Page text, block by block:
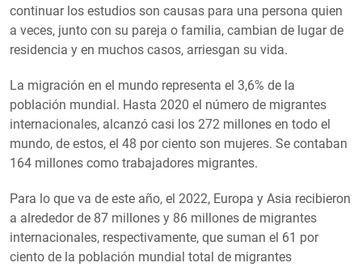
continuar los estudios son causas para una persona quien
a veces, junto con su pareja o familia, cambian de lugar de
residencia y en muchos casos, arriesgan su vida.
La migración en el mundo representa el 3,6% de la
población mundial. Hasta 2020 el número de migrantes
internacionales, alcanzó casi los 272 millones en todo el
mundo, de estos, el 48 por ciento son mujeres. Se contaban
164 millones como trabajadores migrantes.
Para lo que va de este año, el 2022, Europa y Asia recibieron
a alrededor de 87 millones y 86 millones de migrantes
internacionales, respectivamente, que suman el 61 por
ciento de la población mundial total de migrantes